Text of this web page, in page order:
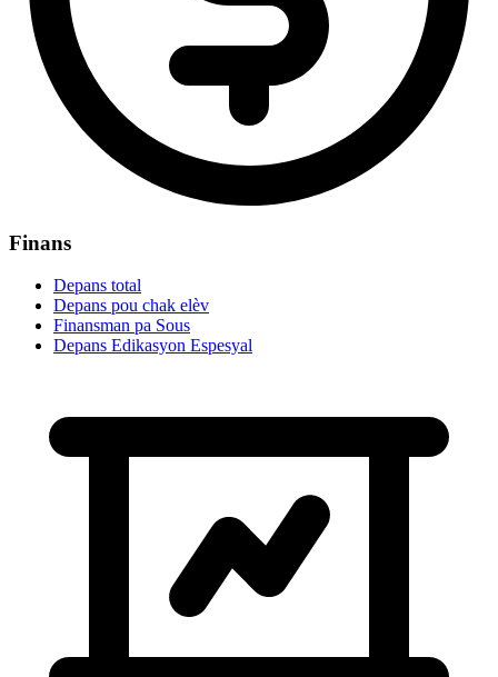
Finans
Depans total
Depans pou chak elèv
Finansman pa Sous
Depans Edikasyon Espesyal